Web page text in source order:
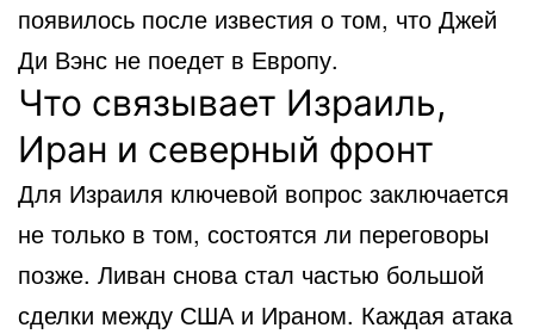
появилось после известия о том, что Джей
Ди Вэнс не поедет в Европу.
Что связывает Израиль,
Иран и северный фронт
Для Израиля ключевой вопрос заключается
не только в том, состоятся ли переговоры
позже. Ливан снова стал частью большой
сделки между США и Ираном. Каждая атака